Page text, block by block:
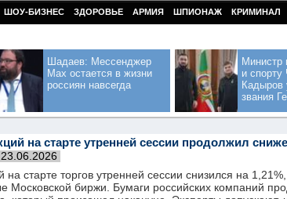
ШОУ-БИЗНЕС ЗДОРОВЬЕ АРМИЯ ШПИОНАЖ КРИМИНАЛ
Шадаев: Мессенджер
Max остается в жизни
россиян навсегда
Министр
и
Кадыров
звания
на старте утренней сессии продолжил
23.06.2026
на старте торгов утренней сессии снизился на 1,21%,
Московской биржи. Бумаги российских компаний